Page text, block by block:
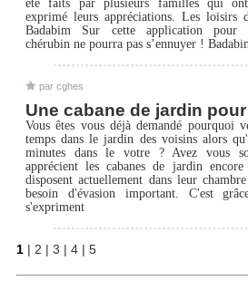
exprimé leurs appréciations. Les loisirs
Badabim Sur cette application pour
chérubin ne pourra pas s’ennuyer !
par cghes
Une cabane de jardin
Vous êtes vous déjà demandé pourquoi
temps dans le jardin des voisins alors
minutes dans le votre ? Avez vous
apprécient les cabanes de jardin
disposent actuellement dans leur
besoin d'évasion important. C'est
s'expriment
1 | 2 | 3 | 4 | 5